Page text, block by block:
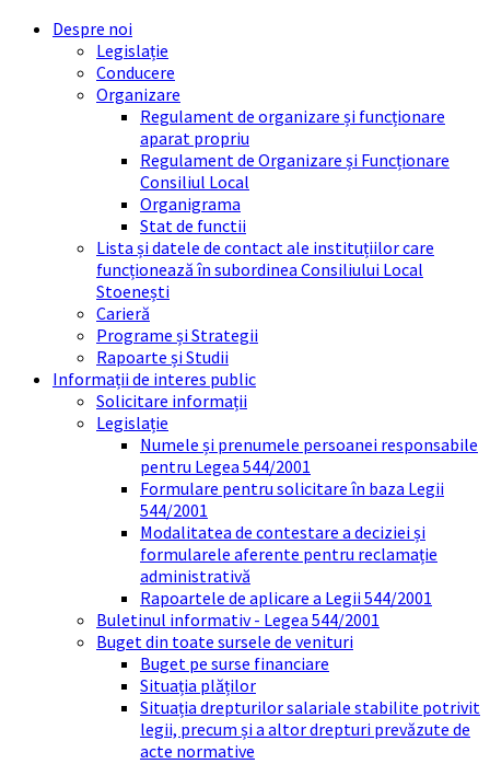
Skip
Skip
Skip
Skip
Despre noi
Legislație
Conducere
Organizare
Regulament de organizare și funcționare
aparat propriu
Regulament de Organizare și Funcționare
Consiliul Local
Organigrama
Stat de functii
Lista și datele de contact ale instituțiilor care
funcționează în subordinea Consiliului Local
Stoenești
Carieră
Programe și Strategii
Rapoarte și Studii
Informații de interes public
Solicitare informații
Legislație
Numele și prenumele persoanei responsabile
pentru Legea 544/2001
Formulare pentru solicitare în baza Legii
544/2001
Modalitatea de contestare a deciziei și
formularele aferente pentru reclamație
administrativă
Rapoartele de aplicare a Legii 544/2001
Buletinul informativ - Legea 544/2001
Buget din toate sursele de venituri
Buget pe surse financiare
Situația plăților
Situația drepturilor salariale stabilite potrivit
legii, precum și a altor drepturi prevăzute de
acte normative